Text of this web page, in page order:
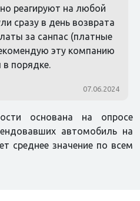
реагируют на любой
сразу в день возврата
за санпас (платные
эту компанию
порядке.
07.06.2024
основана на опросе
автомобиль на
среднее значение по всем